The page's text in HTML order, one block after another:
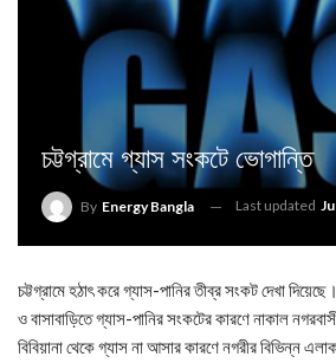
চট্টগ্রামে গ্যাস সংকটে ভোগান্তি
By Energy Bangla Last updated
চট্টগ্রামে হঠাৎ করে গ্যাস-পানির তীব্র সংকট দেখা
ও বাসাবাড়িতে গ্যাস-পানির সংকটের কারণে নাকাল
বিবিয়ানা থেকে গ্যাস না আসার কারণে নগরীর বিভিন্ন